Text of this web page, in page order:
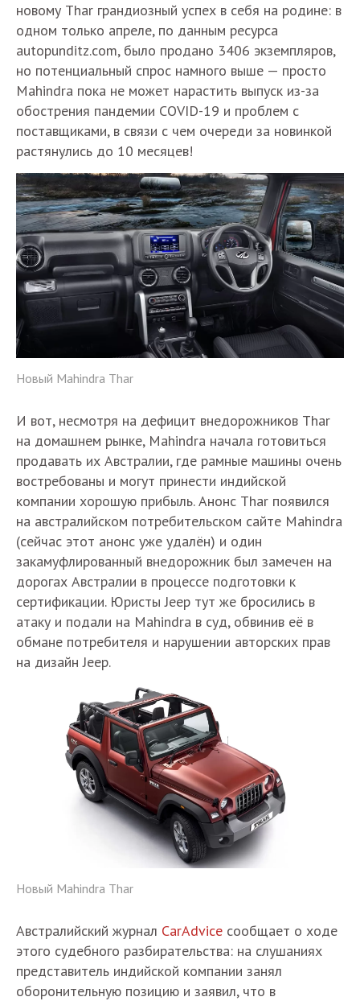
новому Thar грандиозный успех в себя на родине: в
одном только апреле, по данным ресурса
autopunditz.com, было продано 3406 экземпляров,
но потенциальный спрос намного выше — просто
Mahindra пока не может нарастить выпуск из-за
обострения пандемии COVID-19 и проблем с
поставщиками, в связи с чем очереди за новинкой
растянулись до 10 месяцев!
Новый Mahindra Thar
И вот, несмотря на дефицит внедорожников Thar
на домашнем рынке, Mahindra начала готовиться
продавать их Австралии, где рамные машины очень
востребованы и могут принести индийской
компании хорошую прибыль. Анонс Thar появился
на австралийском потребительском сайте Mahindra
(сейчас этот анонс уже удалён) и один
закамуфлированный внедорожник был замечен на
дорогах Австралии в процессе подготовки к
сертификации. Юристы Jeep тут же бросились в
атаку и подали на Mahindra в суд, обвинив её в
обмане потребителя и нарушении авторских прав
на дизайн Jeep.
Новый Mahindra Thar
Австралийский журнал CarAdvice сообщает о ходе
этого судебного разбирательства: на слушаниях
представитель индийской компании занял
оборонительную позицию и заявил, что в